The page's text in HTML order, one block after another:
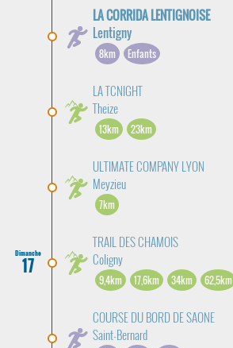
LA CORRIDA LENTIGNOISE
Lentigny
8km Enfants
LA TCNIGHT
Theize
13km 23km
ULTIMATE COMPANY LYON
Meyzieu
7km
Dimanche
17
TRAIL DES CHAMOIS
Coligny
9,4km 17,6km 34km 62,5km
COURSE DU BORD DE SAONE
Saint-Bernard